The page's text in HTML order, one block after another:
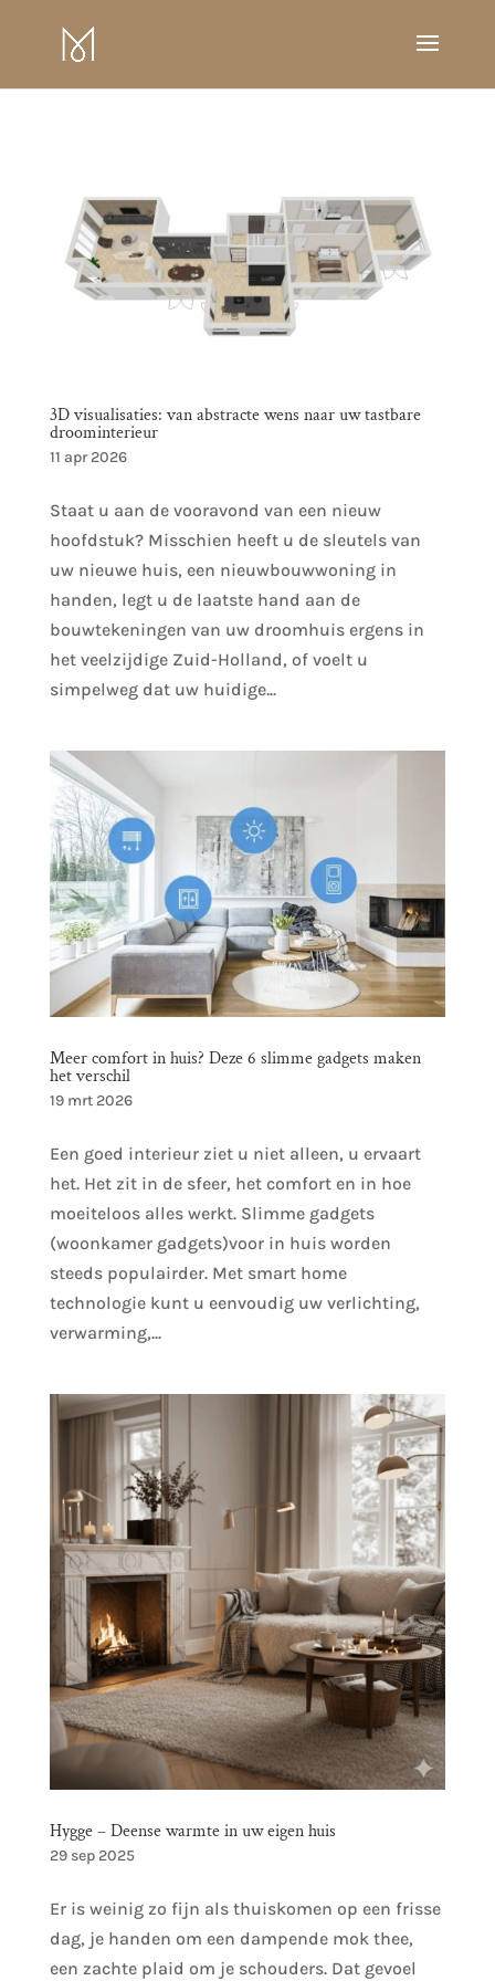
3D visualisaties: van abstracte wens naar uw tastbare
droominterieur
11 apr 2026
Staat u aan de vooravond van een nieuw
hoofdstuk? Misschien heeft u de sleutels van
uw nieuwe huis, een nieuwbouwwoning in
handen, legt u de laatste hand aan de
bouwtekeningen van uw droomhuis ergens in
het veelzijdige Zuid-Holland, of voelt u
simpelweg dat uw huidige...
Meer comfort in huis? Deze 6 slimme gadgets maken
het verschil
19 mrt 2026
Een goed interieur ziet u niet alleen, u ervaart
het. Het zit in de sfeer, het comfort en in hoe
moeiteloos alles werkt. Slimme gadgets
(woonkamer gadgets)voor in huis worden
steeds populairder. Met smart home
technologie kunt u eenvoudig uw verlichting,
verwarming,...
Hygge – Deense warmte in uw eigen huis
29 sep 2025
Er is weinig zo fijn als thuiskomen op een frisse
dag, je handen om een dampende mok thee,
een zachte plaid om je schouders. Dat gevoel